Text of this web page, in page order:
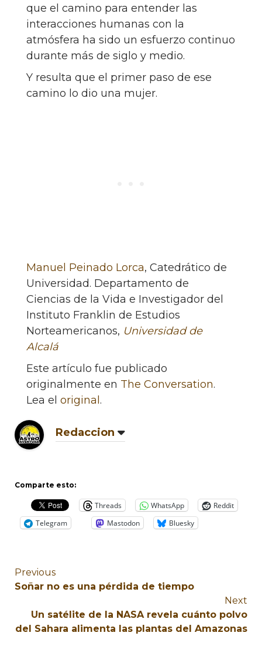
que el camino para entender las
interacciones humanas con la
atmósfera ha sido un esfuerzo continuo
durante más de siglo y medio.
Y resulta que el primer paso de ese
camino lo dio una mujer.
Manuel Peinado Lorca, Catedrático de
Universidad. Departamento de
Ciencias de la Vida e Investigador del
Instituto Franklin de Estudios
Norteamericanos, Universidad de
Alcalá
Este artículo fue publicado
originalmente en The Conversation.
Lea el original .
Redaccion
Comparte esto:
Threads WhatsApp
Reddit
Telegram
Mastodon Bluesky
Previous
Soñar no es una pérdida de tiempo
Next
Un satélite de la NASA revela cuánto polvo
del Sahara alimenta las plantas del Amazonas